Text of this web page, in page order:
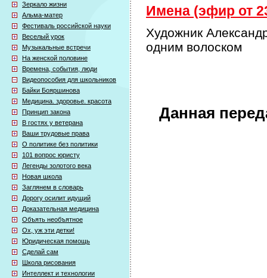
Зеркало жизни
Альма-матер
Фестиваль российской науки
Веселый урок
Музыкальные встречи
На женской половине
Времена, события, люди
Видеопособия для школьников
Байки Бояршинова
Медицина. здоровье. красота
Принцип закона
В гостях у ветерана
Ваши трудовые права
О политике без политики
101 вопрос юристу
Легенды золотого века
Новая школа
Заглянем в словарь
Дорогу осилит идущий
Доказательная медицина
Объять необъятное
Ох, уж эти детки!
Юридическая помощь
Сделай сам
Школа рисования
Интеллект и технологии
Имена (эфир от
Художник
одним волоском
Данная